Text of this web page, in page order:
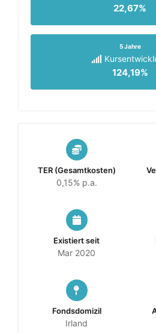
22,67%
5 Jahre
124,19%
TER (Gesamtkosten)
0,15% p.a.
Existiert seit
Mar 2020
Fondsdomizil
Irland